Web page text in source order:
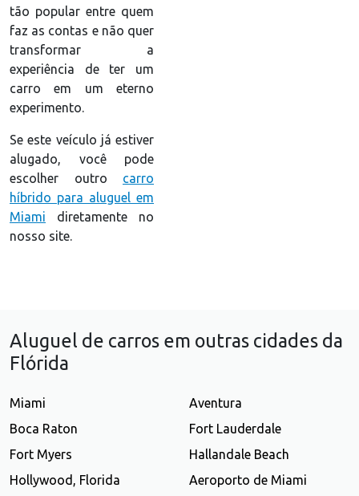
tão popular entre quem
faz as contas e não quer
transformar a
experiência de ter um
carro em um eterno
experimento.
Se este veículo já estiver
alugado, você pode
escolher outro carro
híbrido para aluguel em
Miami diretamente no
nosso site.
Aluguel de carros em outras cidades da
Flórida
Miami
Aventura
Boca Raton
Fort Lauderdale
Fort Myers
Hallandale Beach
Hollywood, Florida
Aeroporto de Miami